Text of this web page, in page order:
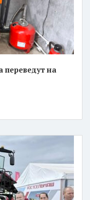
переведут на